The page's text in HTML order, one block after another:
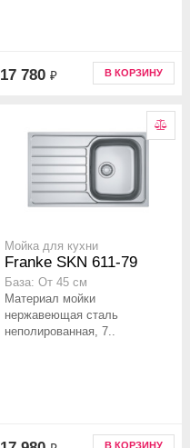
17 780 ₽ В КОРЗИНУ
Мойка для кухни
Franke SKN 611-79
База: От 45 см
Материал мойки
нержавеющая сталь
неполированная, 7..
В КОРЗИНУ